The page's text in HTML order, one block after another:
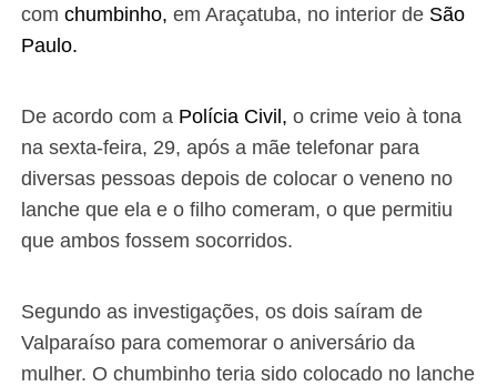
com chumbinho, em Araçatuba, no interior de São
Paulo.
De acordo com a Polícia Civil, o crime veio à tona
na sexta-feira, 29, após a mãe telefonar para
diversas pessoas depois de colocar o veneno no
lanche que ela e o filho comeram, o que permitiu
que ambos fossem socorridos.
Segundo as investigações, os dois saíram de
Valparaíso para comemorar o aniversário da
mulher. O chumbinho teria sido colocado no lanche